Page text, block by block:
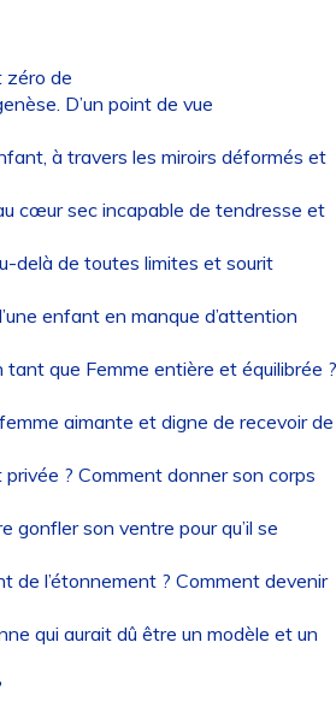
zéro de
D’un point de vue
à travers les miroirs déformés et
cœur sec incapable de tendresse et
delà de toutes limites et sourit
enfant en manque d’attention
que Femme entière et équilibrée ?
aimante et digne de recevoir de
privée ? Comment donner son corps
gonfler son ventre pour qu’il se
de l’étonnement ? Comment devenir
qui aurait dû être un modèle et un